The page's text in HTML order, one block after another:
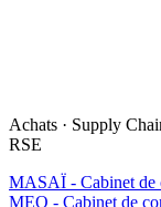
Achats · Supply
RSE
MASAÏ - Cabinet de
MEO - Cabinet de